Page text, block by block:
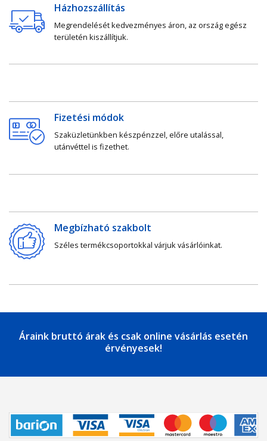
Házhozszállítás
Megrendelését kedvezményes áron, az ország egész
területén kiszállítjuk.
Fizetési módok
Szaküzletünkben készpénzzel, előre utalással,
utánvéttel is fizethet.
Megbízható szakbolt
Széles termékcsoportokkal várjuk vásárlóinkat.
Áraink bruttó árak és csak online vásárlás esetén
érvényesek!